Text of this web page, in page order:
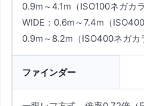
0.9m～4.1m（ISO100ネガカラ
WIDE：0.6m～7.4m（
0.9m～8.2m（ISO400ネガカ
ファインダー